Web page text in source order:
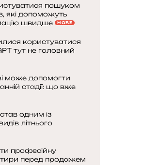
пошуком
які допоможуть
швидше
НОВЕ
користуватися
тут не головний
може допомогти
стадії: що вже
одним із
літнього
професійну
перед продажем